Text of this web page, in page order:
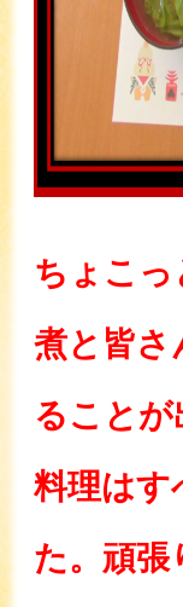
ちょこ
煮と皆さ
ることが
料理はす
た。頑張